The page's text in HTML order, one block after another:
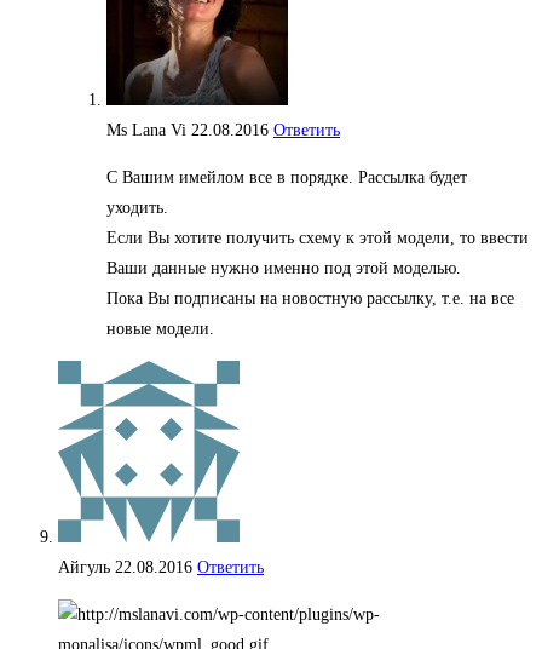
Ms Lana Vi 22.08.2016 Ответить
С Вашим имейлом все в порядке. Рассылка будет
уходить.
Если Вы хотите получить схему к этой модели, то ввести
Ваши данные нужно именно под этой моделью.
Пока Вы подписаны на новостную рассылку, т.е. на все
новые модели.
Айгуль 22.08.2016 Ответить